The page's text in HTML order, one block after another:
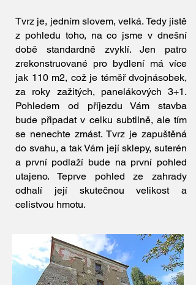
Tvrz je, jedním slovem, velká. Tedy jistě
z pohledu toho, na co jsme v dnešní
době standardně zvyklí. Jen patro
zrekonstruované pro bydlení má více
jak 110 m2, což je téměř dvojnásobek,
za roky zažitých, panelákových 3+1.
Pohledem od příjezdu Vám stavba
bude připadat v celku subtilně, ale tím
se nenechte zmást. Tvrz je zapuštěná
do svahu, a tak Vám její sklepy, suterén
a první podlaží bude na první pohled
utajeno. Teprve pohled ze zahrady
odhalí její skutečnou velikost a
celistvou hmotu.